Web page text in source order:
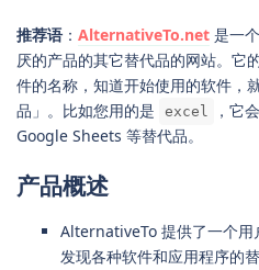
推荐语 ： AlternativeTo.net 是一
厌的产品的其它替代品的网站。它
件的名称，知道开始使用的软件，
品」。比如您用的是
excel
，它
Google Sheets 等替代品。
产品概述
AlternativeTo 提供了一个用
发现各种软件和应用程序的替